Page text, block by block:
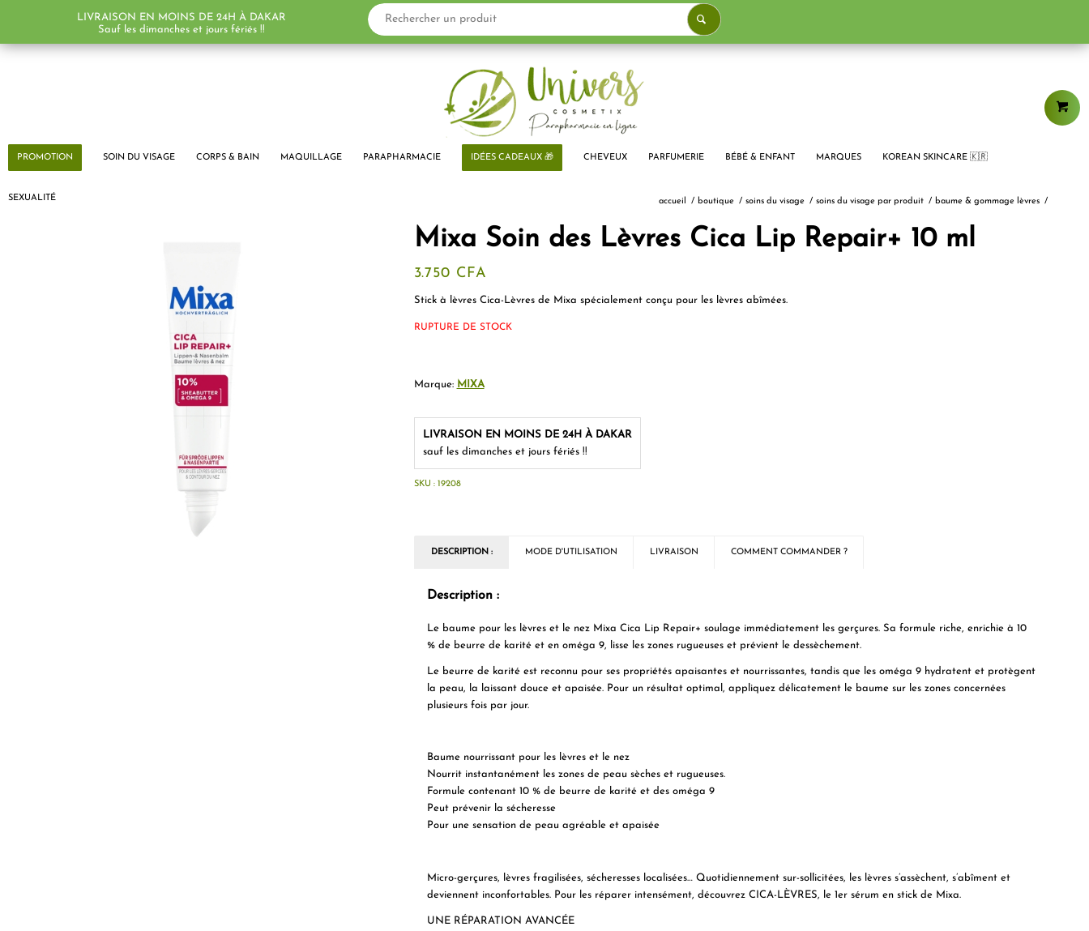
PROMOTION SOIN DU VISAGE CORPS & BAIN MAQUILLAGE PARAPHARMACIE IDÉES CADEAUX 🎁 CHEVEUX PARFUMERIE BÉBÉ & ENFANT MARQUES KOREAN SKINCARE 🇰🇷
SEXUALITÉ accueil / boutique / soins du visage / soins du visage par produit / baume & gommage lèvres /
Mixa Soin des Lèvres Cica Lip Repair+ 10 ml
3.750 CFA
Stick à lèvres Cica-Lèvres de Mixa spécialement conçu pour les lèvres abîmées.
RUPTURE DE STOCK
Marque: MIXA
LIVRAISON EN MOINS DE 24H À DAKAR
sauf les dimanches et jours fériés !!
SKU : 19208
DESCRIPTION : MODE D'UTILISATION LIVRAISON COMMENT COMMANDER ?
Description :
Le baume pour les lèvres et le nez Mixa Cica Lip Repair+ soulage immédiatement les gerçures. Sa formule riche, enrichie à 10
% de beurre de karité et en oméga 9, lisse les zones rugueuses et prévient le dessèchement.
Le beurre de karité est reconnu pour ses propriétés apaisantes et nourrissantes, tandis que les oméga 9 hydratent et protègent
la peau, la laissant douce et apaisée. Pour un résultat optimal, appliquez délicatement le baume sur les zones concernées
plusieurs fois par jour.
Baume nourrissant pour les lèvres et le nez
Nourrit instantanément les zones de peau sèches et rugueuses.
Formule contenant 10 % de beurre de karité et des oméga 9
Peut prévenir la sécheresse
Pour une sensation de peau agréable et apaisée
Micro-gerçures, lèvres fragilisées, sécheresses localisées… Quotidiennement sur-sollicitées, les lèvres s’assèchent, s’abîment et
deviennent inconfortables. Pour les réparer intensément, découvrez CICA-LÈVRES, le 1er sérum en stick de Mixa.
UNE RÉPARATION AVANCÉE
LIVRAISON EN MOINS DE 24H À DAKAR
Sauf les dimanches et jours fériés !!